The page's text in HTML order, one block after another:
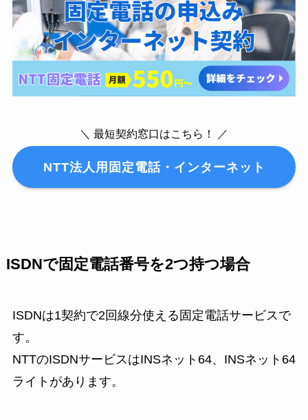
＼ 最短契約窓口はこちら！ ／
NTT法人用固定電話・インターネット
ISDNで固定電話番号を2つ持つ場合
ISDNは1契約で2回線分使える固定電話サービスで
す。
NTTのISDNサービスはINSネット64、INSネット64
ライトがあります。